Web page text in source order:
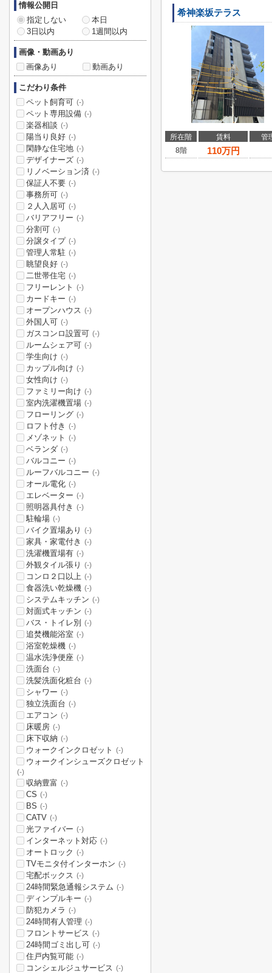
希神楽坂テラス
所在階 賃料
管
8階
110万円
情報公開日
指定しない
本日
3日以内
1週間以内
画像・動画あり
画像あり
動画あり
こだわり条件
ペット飼育可 (-)
ペット専用設備 (-)
楽器相談 (-)
陽当り良好 (-)
閑静な住宅地 (-)
デザイナーズ (-)
リノベーション済 (-)
保証人不要 (-)
事務所可 (-)
２人入居可 (-)
バリアフリー (-)
分割可 (-)
分譲タイプ (-)
管理人常駐 (-)
眺望良好 (-)
二世帯住宅 (-)
フリーレント (-)
カードキー (-)
オープンハウス (-)
外国人可 (-)
ガスコンロ設置可 (-)
ルームシェア可 (-)
学生向け (-)
カップル向け (-)
女性向け (-)
ファミリー向け (-)
室内洗濯機置場 (-)
フローリング (-)
ロフト付き (-)
メゾネット (-)
ベランダ (-)
バルコニー (-)
ルーフバルコニー (-)
オール電化 (-)
エレベーター (-)
照明器具付き (-)
駐輪場 (-)
バイク置場あり (-)
家具・家電付き (-)
洗濯機置場有 (-)
外観タイル張り (-)
コンロ２口以上 (-)
食器洗い乾燥機 (-)
システムキッチン (-)
対面式キッチン (-)
バス・トイレ別 (-)
追焚機能浴室 (-)
浴室乾燥機 (-)
温水洗浄便座 (-)
洗面台 (-)
洗髪洗面化粧台 (-)
シャワー (-)
独立洗面台 (-)
エアコン (-)
床暖房 (-)
床下収納 (-)
ウォークインクロゼット (-)
ウォークインシューズクロゼット
(-)
収納豊富 (-)
CS (-)
BS (-)
CATV (-)
光ファイバー (-)
インターネット対応 (-)
オートロック (-)
TVモニタ付インターホン (-)
宅配ボックス (-)
24時間緊急通報システム (-)
ディンプルキー (-)
防犯カメラ (-)
24時間有人管理 (-)
フロントサービス (-)
24時間ゴミ出し可 (-)
住戸内覧可能 (-)
コンシェルジュサービス (-)